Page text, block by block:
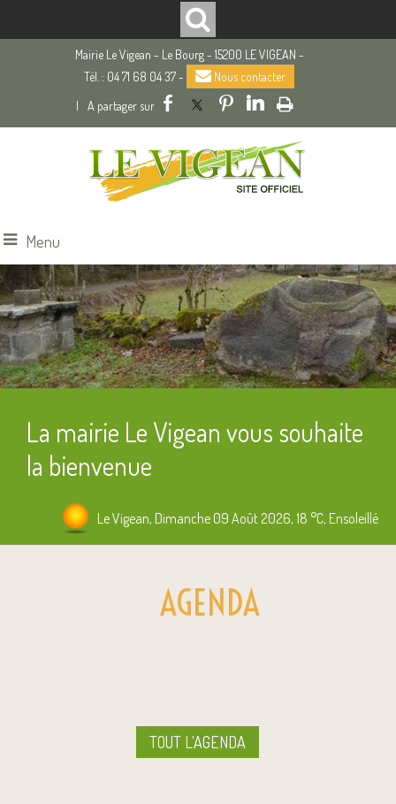
Mairie Le Vigean - Le Bourg - 15200 LE VIGEAN -
Tél. : 04 71 68 04 37 -
Nous contacter
|
Menu
La mairie Le Vigean vous souhaite
la bienvenue
Le Vigean, Dimanche 09 Août 2026, 18 °C, Ensoleillé
AGENDA
TOUT L'AGENDA